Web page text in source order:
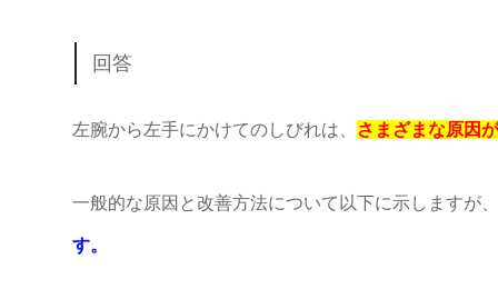
回答
左腕から左手にかけてのしびれは、 さまざまな原因
一般的な原因と改善方法について以下に示しますが、
す。